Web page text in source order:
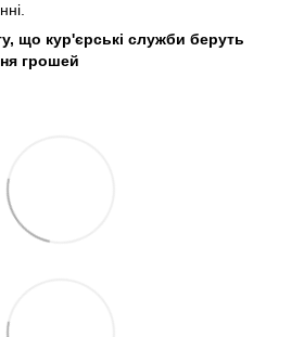
що кур'єрські служби беруть
грошей